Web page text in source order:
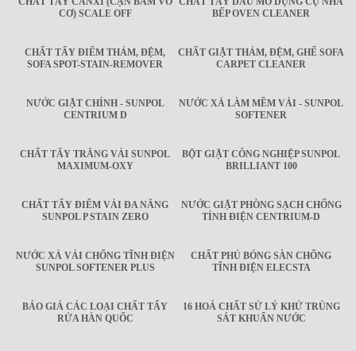
CƠ) SCALE OFF
BẾP OVEN CLEANER
CHẤT TẨY ĐIỂM THẢM, ĐỆM,
SOFA SPOT-STAIN-REMOVER
CHẤT GIẶT THẢM, ĐỆM, GHẾ SOFA
CARPET CLEANER
NƯỚC GIẶT CHÍNH - SUNPOL
CENTRIUM D
NƯỚC XẢ LÀM MỀM VẢI - SUNPOL
SOFTENER
CHẤT TẨY TRẮNG VẢI SUNPOL
MAXIMUM-OXY
BỘT GIẶT CÔNG NGHIỆP SUNPOL
BRILLIANT 100
CHẤT TẨY ĐIỂM VẢI ĐA NĂNG
SUNPOL P STAIN ZERO
NƯỚC GIẶT PHÒNG SẠCH CHỐNG
TÍNH ĐIỆN CENTRIUM-D
NƯỚC XẢ VẢI CHỐNG TĨNH ĐIỆN
SUNPOL SOFTENER PLUS
CHẤT PHỦ BÓNG SÀN CHỐNG
TĨNH ĐIỆN ELECSTA
BÁO GIÁ CÁC LOẠI CHẤT TẨY
RỬA HÀN QUỐC
16 HOÁ CHẤT SỬ LÝ KHỬ TRÙNG
SÁT KHUẨN NƯỚC